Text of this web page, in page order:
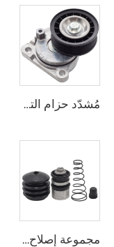
مُشدّد حزام التوقيت الجديد للمحرك الآلي 6E5Z-6A228-B لسيارات فورد ثاندربرد ترانزيت 2.3 T23HDEX
مجموعة إصلاح اسطوانة فصل القابض 04313-14030 قطع غيار السيارات بالجملة من المصنع لسيارة Toyota COROLLA / DAIHATSU TERIOS